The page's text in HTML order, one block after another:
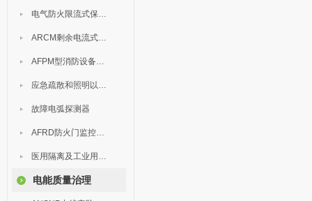
电气防火限流式保护器
ARCM剩余电流式电气火灾监控装置
AFPM型消防设备电源监控系统
应急疏散和照明以及灯具
故障电弧探测器
AFRD防火门监控系统
医用隔离及工业用电绝缘检测
电能质量治理